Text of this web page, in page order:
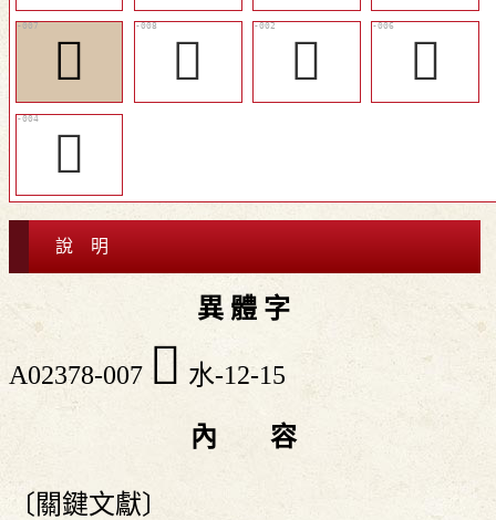
󳗡
󳗢 𤂦
󳗠
󳗞
說 明
異 體 字
A02378-007 󳗡 水-12-15
內 容
〔關鍵文獻〕